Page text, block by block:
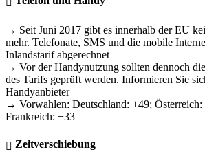
→ Seit Juni 2017 gibt es innerhalb der EU
mehr. Telefonate, SMS und die mobile
Inlandstarif abgerechnet
→ Vor der Handynutzung sollten dennoch
des Tarifs geprüft werden. Informieren Sie
Handyanbieter
→ Vorwahlen: Deutschland: +49;
Frankreich: +33
Zeitverschiebung